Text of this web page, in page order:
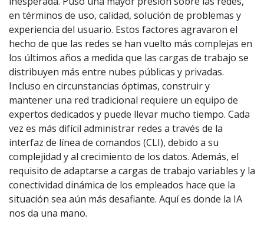
en términos de uso, calidad, solución de problemas y
experiencia del usuario. Estos factores agravaron el
hecho de que las redes se han vuelto más complejas en
los últimos años a medida que las cargas de trabajo se
distribuyen más entre nubes públicas y privadas.
Incluso en circunstancias óptimas, construir y
mantener una red tradicional requiere un equipo de
expertos dedicados y puede llevar mucho tiempo. Cada
vez es más difícil administrar redes a través de la
interfaz de línea de comandos (CLI), debido a su
complejidad y al crecimiento de los datos. Además, el
requisito de adaptarse a cargas de trabajo variables y la
conectividad dinámica de los empleados hace que la
situación sea aún más desafiante. Aquí es donde la IA
nos da una mano.